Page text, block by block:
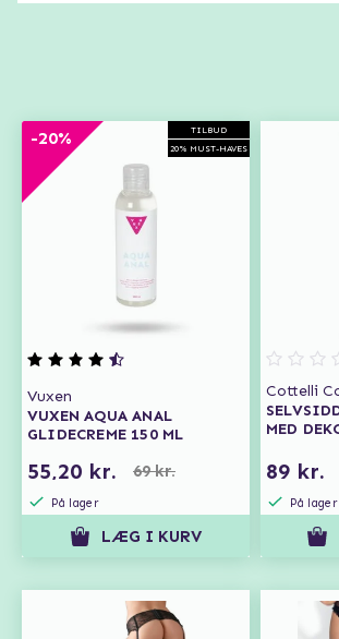
TILBUD
20% MUST-HAVES
-20%
Vuxen
VUXEN AQUA ANAL
GLIDECREME 150 ML
55,20 kr. 69 kr.
På lager
LÆG I KURV
Cottelli
MED
89 kr.
På lager